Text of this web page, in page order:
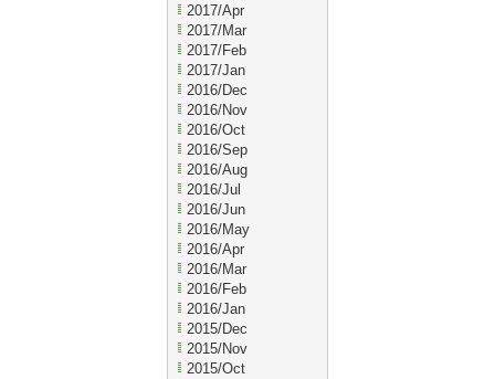
2017/Apr
2017/Mar
2017/Feb
2017/Jan
2016/Dec
2016/Nov
2016/Oct
2016/Sep
2016/Aug
2016/Jul
2016/Jun
2016/May
2016/Apr
2016/Mar
2016/Feb
2016/Jan
2015/Dec
2015/Nov
2015/Oct